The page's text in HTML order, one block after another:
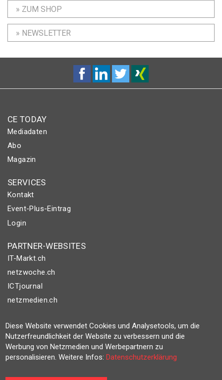
» ZUM SHOP
» NEWSLETTER
CE TODAY
Mediadaten
Abo
Magazin
SERVICES
Kontakt
Event-Plus-Eintrag
Login
PARTNER-WEBSITES
IT-Markt.ch
netzwoche.ch
ICTjournal
netzmedien.ch
© NETZMEDIEN AG 2026
Impressum
AGB
Datenschutzerklärung
Diese Website verwendet Cookies und Analysetools, um die
Nutzerfreundlichkeit der Website zu verbessern und die
Werbung von Netzmedien und Werbepartnern zu
personalisieren. Weitere Infos:Datenschutzerklärung